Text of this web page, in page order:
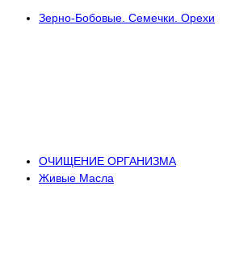
Зерно-Бобовые. Семечки. Орехи
ОЧИЩЕНИЕ ОРГАНИЗМА
Живые Масла